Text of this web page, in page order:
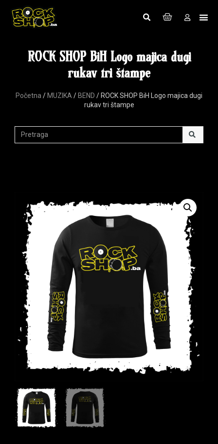
ROCK SHOP BiH Logo majica dugi
rukav tri štampe
Početna / MUZIKA / BEND / ROCK SHOP BiH Logo majica dugi
rukav tri štampe